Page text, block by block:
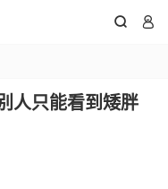
 
人只能看到矮胖